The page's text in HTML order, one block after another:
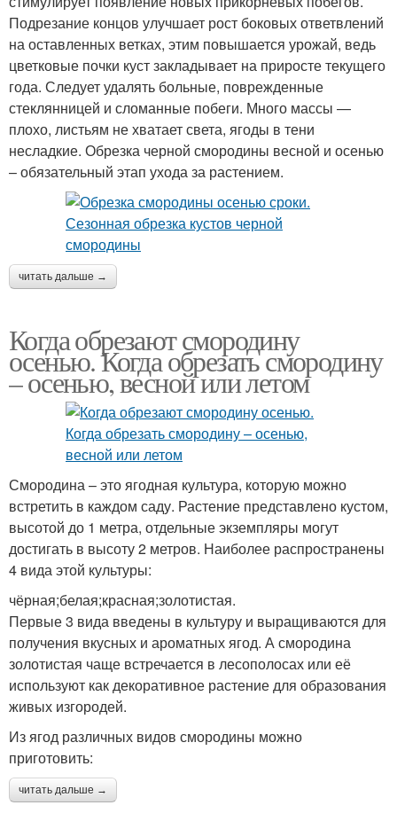
Подрезание концов улучшает рост боковых ответвлений
на оставленных ветках, этим повышается урожай, ведь
цветковые почки куст закладывает на приросте текущего
года. Следует удалять больные, поврежденные
стеклянницей и сломанные побеги. Много массы —
плохо, листьям не хватает света, ягоды в тени
несладкие. Обрезка черной смородины весной и осенью
– обязательный этап ухода за растением.
читать дальше →
Когда обрезают смородину
осенью. Когда обрезать смородину
– осенью, весной или летом
Смородина – это ягодная культура, которую можно
встретить в каждом саду. Растение представлено кустом,
высотой до 1 метра, отдельные экземпляры могут
достигать в высоту 2 метров. Наиболее распространены
4 вида этой культуры:
чёрная;белая;красная;золотистая.
Первые 3 вида введены в культуру и выращиваются для
получения вкусных и ароматных ягод. А смородина
золотистая чаще встречается в лесополосах или её
используют как декоративное растение для образования
живых изгородей.
Из ягод различных видов смородины можно
приготовить:
читать дальше →